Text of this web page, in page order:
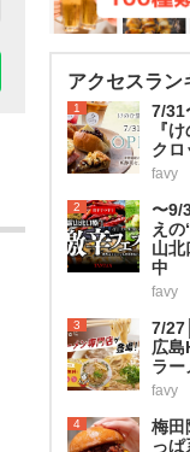
アクセスラン
1
7/31
『
クロ
favy
2
〜9/
え
山北
中
favy
3
7/
広
ラー
favy
4
梅田
っ